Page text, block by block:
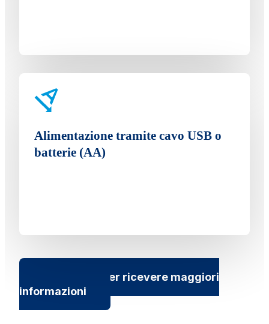
Alimentazione tramite cavo USB o
batterie (AA)
Contattaci per ricevere maggiori
informazioni